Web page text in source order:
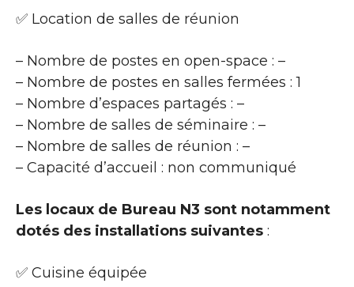
✅ Location de salles de réunion
– Nombre de postes en open-space : –
– Nombre de postes en salles fermées : 1
– Nombre d’espaces partagés : –
– Nombre de salles de séminaire : –
– Nombre de salles de réunion : –
– Capacité d’accueil : non communiqué
Les locaux de Bureau N3 sont notamment
dotés des installations suivantes :
✅ Cuisine équipée